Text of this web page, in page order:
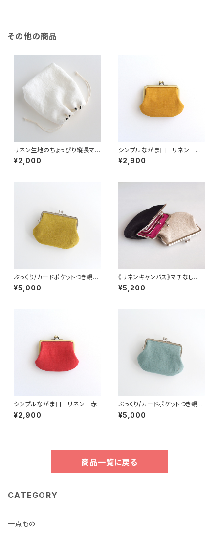
その他の商品
リネン生地のちょっぴり縦長マチ
のあるシンプルな巾着ポーチ
ドット柄
¥2,000
シンプルながま口 リネン か
らし
¥2,900
ぷっくり/カードポケットつき親子
がま口（お財布）イエロー
¥5,000
《リネンキャンバス》マチなし親
子がま口（お財布）黒・生成り
¥5,200
シンプルながま口 リネン 赤
¥2,900
ぷっくり/カードポケットつき親子
がま口（お財布）緑青
¥5,000
商品一覧に戻る
CATEGORY
一点もの